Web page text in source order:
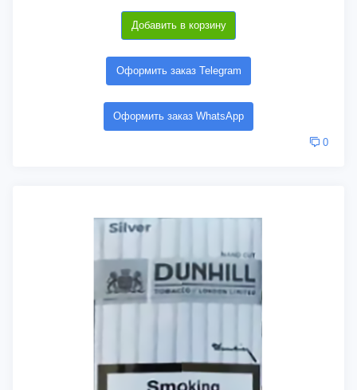
Добавить в корзину
Оформить заказ Telegram
Оформить заказ WhatsApp
0